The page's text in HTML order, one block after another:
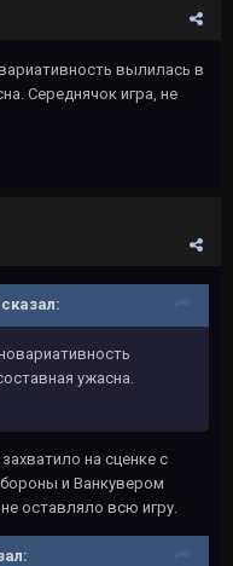
вылилась в
Середнячок игра, не
ужасна.
на сценке с
и Ванкувером
оставляло всю игру.